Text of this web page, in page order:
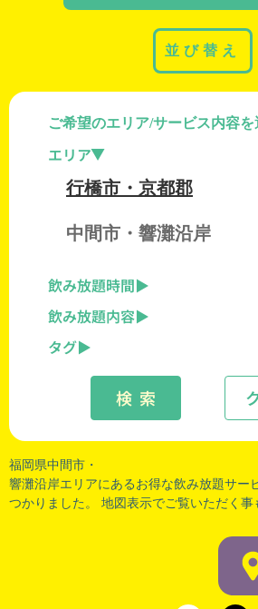
ご希望のエリア/サービス内容を
エリア
行橋市・京都郡
中間市・響灘沿岸
飲み放題時間
飲み放題内容
タグ
検 索
並び替え
福岡県中間市・
響灘沿岸エリアにあるお得な飲み放題サー
つかりました。 地図表示でご覧いただく事